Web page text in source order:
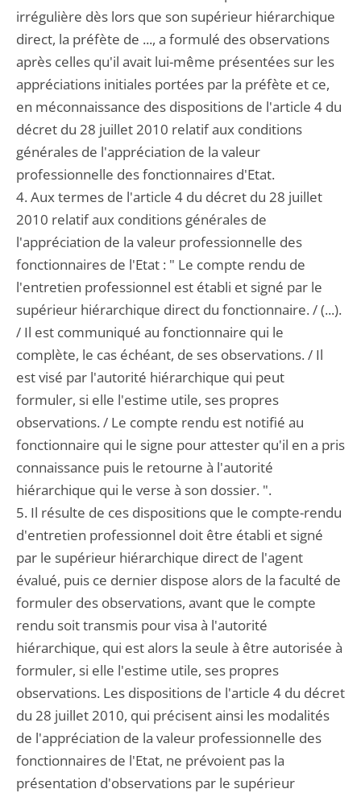
irrégulière dès lors que son supérieur hiérarchique
direct, la préfète de ..., a formulé des observations
après celles qu'il avait lui-même présentées sur les
appréciations initiales portées par la préfète et ce,
en méconnaissance des dispositions de l'article 4 du
décret du 28 juillet 2010 relatif aux conditions
générales de l'appréciation de la valeur
professionnelle des fonctionnaires d'Etat.
4. Aux termes de l'article 4 du décret du 28 juillet
2010 relatif aux conditions générales de
l'appréciation de la valeur professionnelle des
fonctionnaires de l'Etat : " Le compte rendu de
l'entretien professionnel est établi et signé par le
supérieur hiérarchique direct du fonctionnaire. / (...).
/ Il est communiqué au fonctionnaire qui le
complète, le cas échéant, de ses observations. / Il
est visé par l'autorité hiérarchique qui peut
formuler, si elle l'estime utile, ses propres
observations. / Le compte rendu est notifié au
fonctionnaire qui le signe pour attester qu'il en a pris
connaissance puis le retourne à l'autorité
hiérarchique qui le verse à son dossier. ".
5. Il résulte de ces dispositions que le compte-rendu
d'entretien professionnel doit être établi et signé
par le supérieur hiérarchique direct de l'agent
évalué, puis ce dernier dispose alors de la faculté de
formuler des observations, avant que le compte
rendu soit transmis pour visa à l'autorité
hiérarchique, qui est alors la seule à être autorisée à
formuler, si elle l'estime utile, ses propres
observations. Les dispositions de l'article 4 du décret
du 28 juillet 2010, qui précisent ainsi les modalités
de l'appréciation de la valeur professionnelle des
fonctionnaires de l'Etat, ne prévoient pas la
présentation d'observations par le supérieur